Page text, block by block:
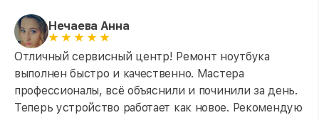
Нечаева Анна
Отличный сервисный центр! Ремонт ноутбука
выполнен быстро и качественно. Мастера
профессионалы, всё объяснили и починили за день.
Теперь устройство работает как новое. Рекомендую